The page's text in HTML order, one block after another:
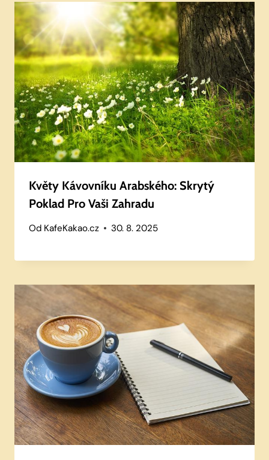
Květy Kávovníku Arabského: Skrytý
Poklad Pro Vaši Zahradu
Od KafeKakao.cz 30. 8. 2025